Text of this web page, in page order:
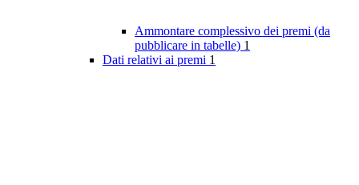
Ammontare complessivo dei premi (da
pubblicare in tabelle) 1
Dati relativi ai premi 1